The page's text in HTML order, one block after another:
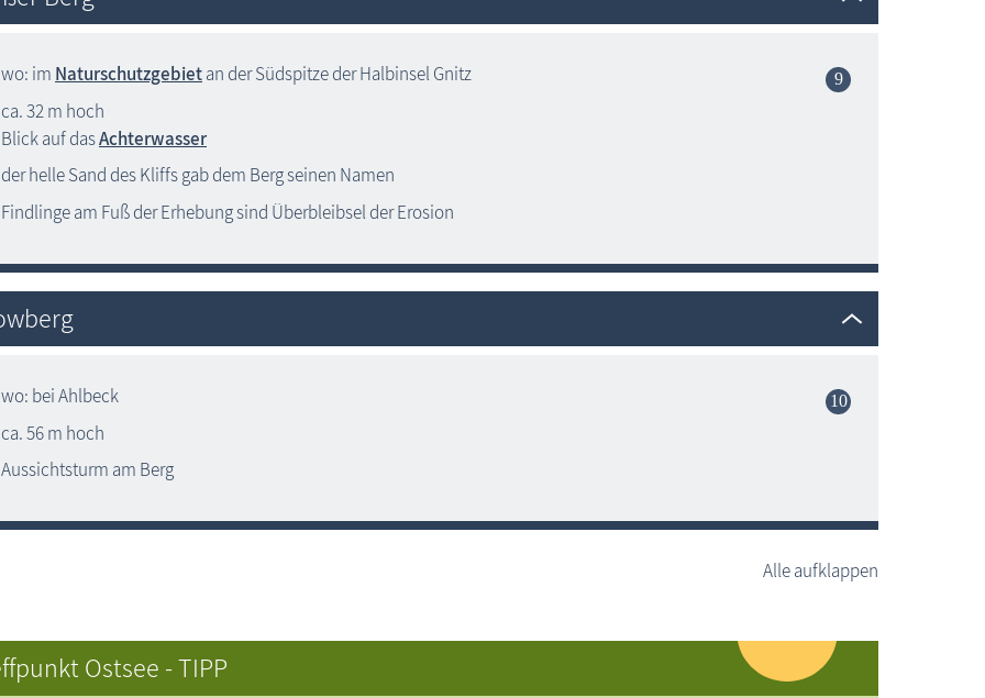
wo: im Naturschutzgebietan der Südspitze der Halbinsel Gnitz
ca. 32 m hoch
Blick auf dasAchterwasser
der helle Sand des Kliffs gab dem Berg seinen Namen
Findlinge am Fuß der Erhebung sind Überbleibsel der Erosion
wo: bei Ahlbeck
ca. 56 m hoch
Aussichtsturm am Berg
Alle aufklappen
Ostsee - TIPP